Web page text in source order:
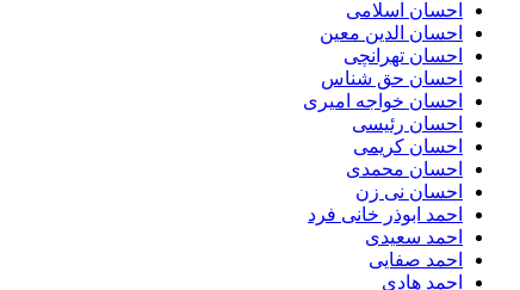
احسان اسلامی
احسان الدین معین
احسان تهرانچی
احسان حق شناس
احسان خواجه امیری
احسان رئیسی
احسان کریمی
احسان محمدی
احسان نی زن
احمد ابوذر خانی فرد
احمد سعیدی
احمد صفایی
احمد هادی